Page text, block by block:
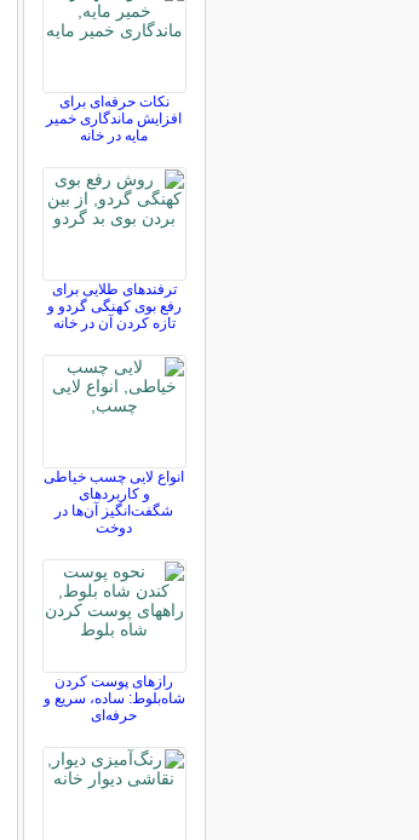
نکات حرفه‌ای برای
افزایش ماندگاری خمیر
مایه در خانه
ترفندهای طلایی برای
رفع بوی کهنگی گردو و
تازه کردن آن در خانه
انواع لایی چسب خیاطی
و کاربردهای
شگفت‌انگیز آن‌ها در
دوخت
رازهای پوست کردن
شاه‌بلوط: ساده، سریع و
حرفه‌ای